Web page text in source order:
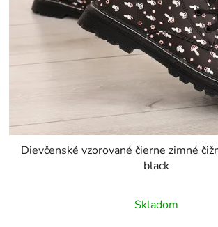
Dievčenské vzorované čierne zimné
black
Skladom